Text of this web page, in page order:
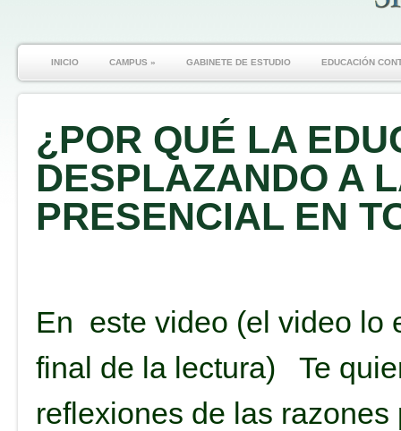
INICIO CAMPUS » GABINETE DE ESTUDIO EDUCACIÓN
¿POR QUÉ LA
DESPLAZANDO A
PRESENCIAL EN
En este video (el video lo
final de la lectura) Te
reflexiones de las